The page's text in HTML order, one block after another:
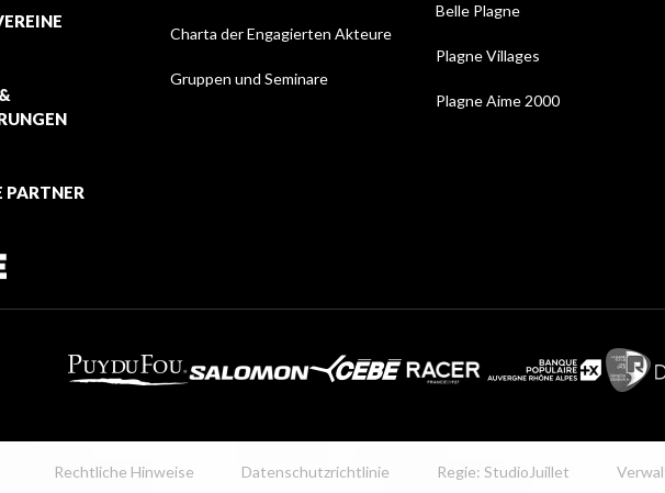
PARTNER
Charta der Engagierten Akteure
Gruppen und Seminare
Belle Plagne
Plagne Villages
Plagne Aime 2000
Rechtliche Hinweise Datenschutzrichtlinie Regie: StudioJuillet